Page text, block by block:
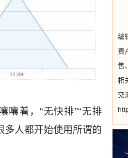
嚷着，“无快排”“无排
多人都开始使用所谓的
编
责
售
相
交